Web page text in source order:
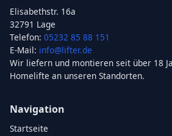
Elisabethstr. 16a
32791 Lage
Telefon: 05232 85 88 151
E-Mail: info@lifter.de
Wir liefern und montieren seit über 18
Homelifte an unseren Standorten.
Navigation
Startseite